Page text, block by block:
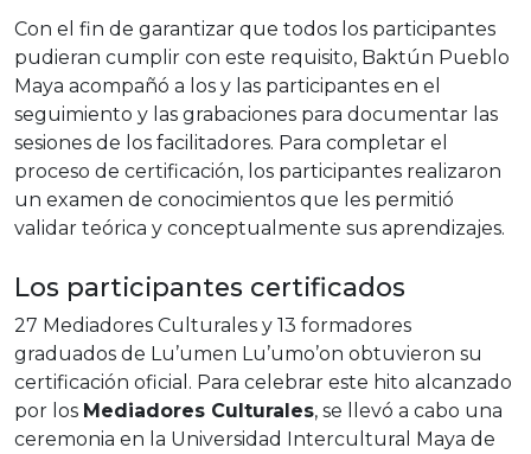
Con el fin de garantizar que todos los participantes
pudieran cumplir con este requisito, Baktún Pueblo
Maya acompañó a los y las participantes en el
seguimiento y las grabaciones para documentar las
sesiones de los facilitadores. Para completar el
proceso de certificación, los participantes realizaron
un examen de conocimientos que les permitió
validar teórica y conceptualmente sus aprendizajes.
Los participantes certificados
27 Mediadores Culturales y 13 formadores
graduados de Lu’umen Lu’umo’on obtuvieron su
certificación oficial. Para celebrar este hito alcanzado
por los Mediadores Culturales, se llevó a cabo una
ceremonia en la Universidad Intercultural Maya de